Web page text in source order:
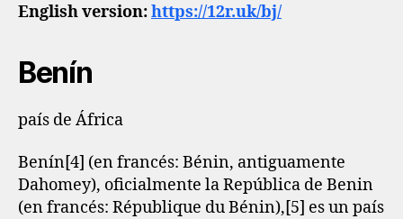
English version:https://12r.uk/bj/
Benín
país de África
Benín[4]​ (en francés: Bénin, antiguamente
Dahomey), oficialmente la República de Benin
(en francés: République du Bénin),[5]​ es un país